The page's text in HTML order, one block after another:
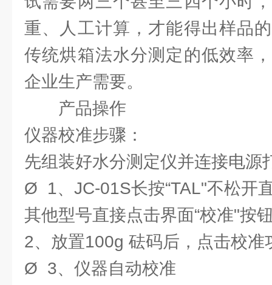
重、人工计算，才能得出样品
传统烘箱法水分测定的低效率
企业生产需要。
产品操作
仪器校准步骤：
先组装好水分测定仪并连接电源
Ø 1、JC-01S长按“TAL"不松开
其他型号直接点击界面“校准"按
2、放置100g 砝码后，点击校准
Ø 3、仪器自动校准